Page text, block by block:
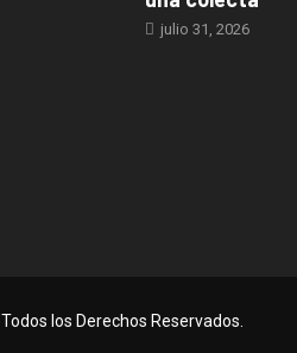
julio 31, 2026
los Derechos Reservados.